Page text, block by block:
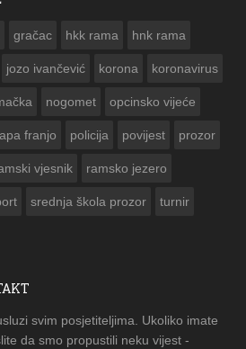
gračac hkk rama hnk rama
jozo ivančević korona koronavirus
nogomet opcinsko vijeće
franjo policija povijest prozor
vjesnik ramsko jezero
srednja škola prozor turnir
svim posjetiteljima. Ukoliko imate
da smo propustili neku vijest -